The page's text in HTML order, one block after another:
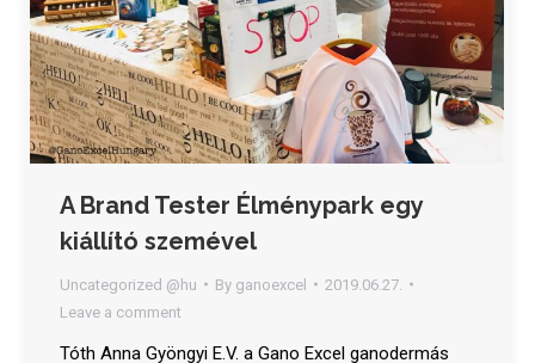
A Brand Tester Élménypark egy
kiállító szemével
Uncategorized @hu By ganoexcel
2019.06.27.
Leave a comment
Tóth Anna Gyöngyi E.V. a Gano Excel ganodermás